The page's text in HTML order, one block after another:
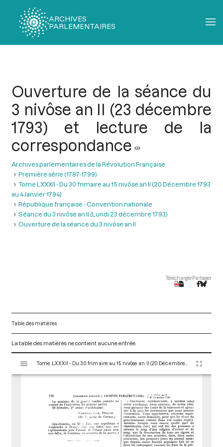
ARCHIVES
PARLEMENTAIRES
Ouverture de la séance du
3 nivôse an II (23 décembre
1793) et lecture de la
correspondance
Archives parlementaires de la Révolution Française
Première série (1787-1799)
Tome LXXXII - Du 30 frimaire au 15 nivôse an II (20 Décembre 1793
au 4 Janvier 1794)
République française - Convention nationale
Séance du 3 nivôse an II (Lundi 23 décembre 1793)
Ouverture de la séance du 3 nivôse an II
TéléchargerPartager
Table des matières
La table des matières ne contient aucune entrée.
s